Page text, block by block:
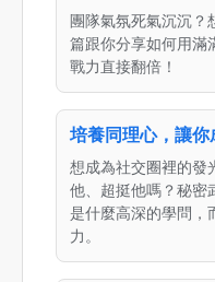
團隊氣氛死氣沉沉？
篇跟你分享如何用滿
戰力直接翻倍！
培養同理心，讓你
想成為社交圈裡的發
他、超挺他嗎？秘密
是什麼高深的學問，
力。